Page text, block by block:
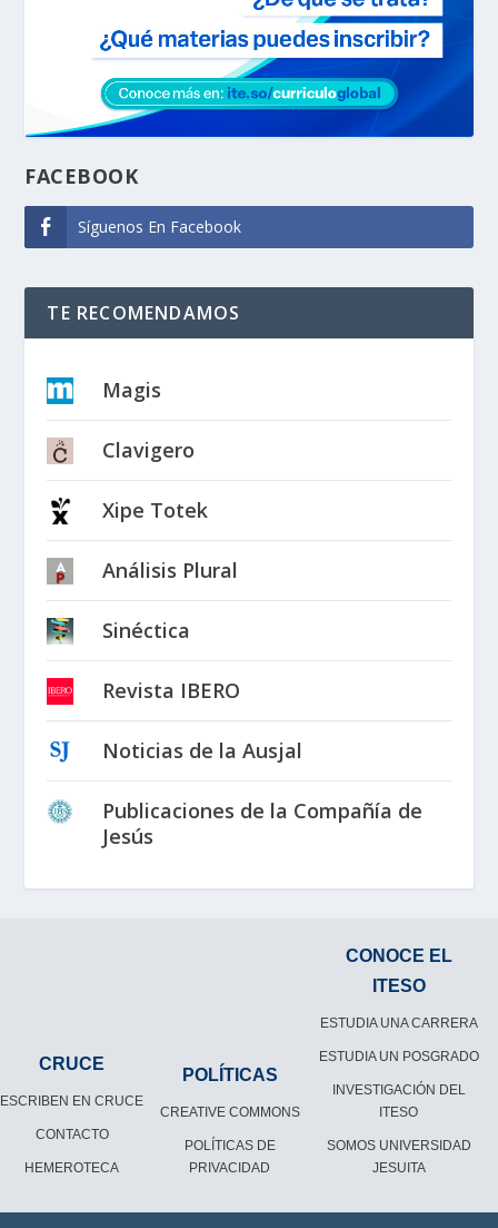
FACEBOOK
Síguenos En Facebook
TE RECOMENDAMOS
Magis
Clavigero
Xipe Totek
Análisis Plural
Sinéctica
Revista IBERO
Noticias de la Ausjal
Publicaciones de la Compañía de
Jesús
CRUCE
ESCRIBEN EN CRUCE
CONTACTO
HEMEROTECA
POLÍTICAS
CREATIVE COMMONS
POLÍTICAS DE
PRIVACIDAD
CONOCE EL
ITESO
ESTUDIA UNA CARRERA
ESTUDIA UN POSGRADO
INVESTIGACIÓN DEL
ITESO
SOMOS UNIVERSIDAD
JESUITA